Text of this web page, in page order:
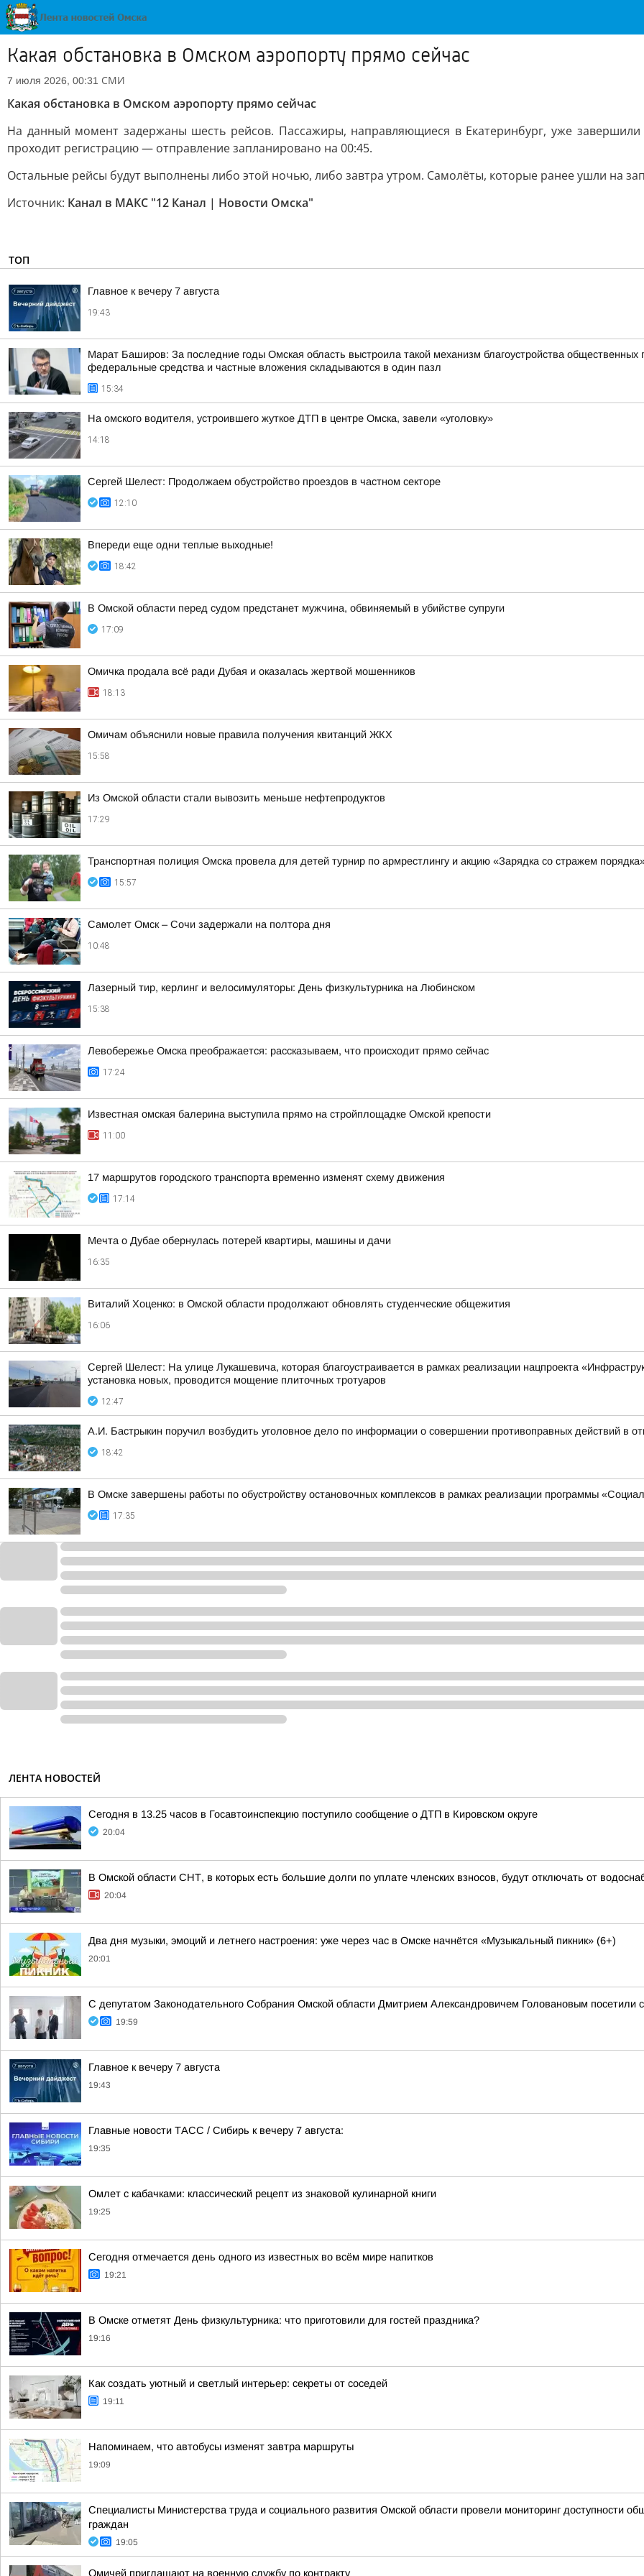
Какая обстановка в Омском аэропорту прямо сейчас
7 июля 2026, 00:31 СМИ
Какая обстановка в Омском аэропорту прямо сейчас
На данный момент задержаны шесть рейсов. Пассажиры, направляющиеся в Екатеринбург, уже завершили
проходит регистрацию — отправление запланировано на 00:45.
Остальные рейсы будут выполнены либо этой ночью, либо завтра утром. Самолёты, которые ранее ушли на
Источник: Канал в МАКС "12 Канал | Новости Омска"
ТОП
Главное к вечеру 7 августа
19:43
Марат Баширов: За последние годы Омская область выстроила такой механизм благоустройства общественных
федеральные средства и частные вложения складываются в один пазл
15:34
На омского водителя, устроившего жуткое ДТП в центре Омска, завели «уголовку»
14:18
Сергей Шелест: Продолжаем обустройство проездов в частном секторе
12:10
Впереди еще одни теплые выходные!
18:42
В Омской области перед судом предстанет мужчина, обвиняемый в убийстве супруги
17:09
Омичка продала всё ради Дубая и оказалась жертвой мошенников
18:13
Омичам объяснили новые правила получения квитанций ЖКХ
15:58
Из Омской области стали вывозить меньше нефтепродуктов
17:29
Транспортная полиция Омска провела для детей турнир по армрестлингу и акцию «Зарядка со стражем
15:57
Самолет Омск – Сочи задержали на полтора дня
10:48
Лазерный тир, керлинг и велосимуляторы: День физкультурника на Любинском
15:38
Левобережье Омска преображается: рассказываем, что происходит прямо сейчас
17:24
Известная омская балерина выступила прямо на стройплощадке Омской крепости
11:00
17 маршрутов городского транспорта временно изменят схему движения
17:14
Мечта о Дубае обернулась потерей квартиры, машины и дачи
16:35
Виталий Хоценко: в Омской области продолжают обновлять студенческие общежития
16:06
Сергей Шелест: На улице Лукашевича, которая благоустраивается в рамках реализации нацпроекта
установка новых, проводится мощение плиточных тротуаров
12:47
А.И. Бастрыкин поручил возбудить уголовное дело по информации о совершении противоправных действий в
18:42
В Омске завершены работы по обустройству остановочных комплексов в рамках реализации программы
17:35
ЛЕНТА НОВОСТЕЙ
Сегодня в 13.25 часов в Госавтоинспекцию поступило сообщение о ДТП в Кировском округе
20:04
В Омской области СНТ, в которых есть большие долги по уплате членских взносов, будут отключать от
20:04
Два дня музыки, эмоций и летнего настроения: уже через час в Омске начнётся «Музыкальный пикник» (6+)
20:01
С депутатом Законодательного Собрания Омской области Дмитрием Александровичем Головановым посетили
19:59
Главное к вечеру 7 августа
19:43
Главные новости ТАСС / Сибирь к вечеру 7 августа:
19:35
Омлет с кабачками: классический рецепт из знаковой кулинарной книги
19:25
Сегодня отмечается день одного из известных во всём мире напитков
19:21
В Омске отметят День физкультурника: что приготовили для гостей праздника?
19:16
Как создать уютный и светлый интерьер: секреты от соседей
19:11
Напоминаем, что автобусы изменят завтра маршруты
19:09
Специалисты Министерства труда и социального развития Омской области провели мониторинг доступности
граждан
19:05
Омичей приглашают на военную службу по контракту